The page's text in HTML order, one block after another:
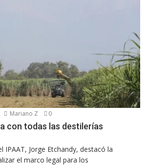
Mariano Z 0
con todas las destilerías
IPAAT, Jorge Etchandy, destacó la
el marco legal para los